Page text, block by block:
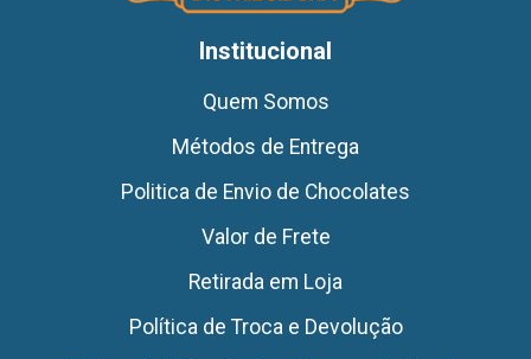
Institucional
Quem Somos
Métodos de Entrega
Politica de Envio de Chocolates
Valor de Frete
Retirada em Loja
Política de Troca e Devolução